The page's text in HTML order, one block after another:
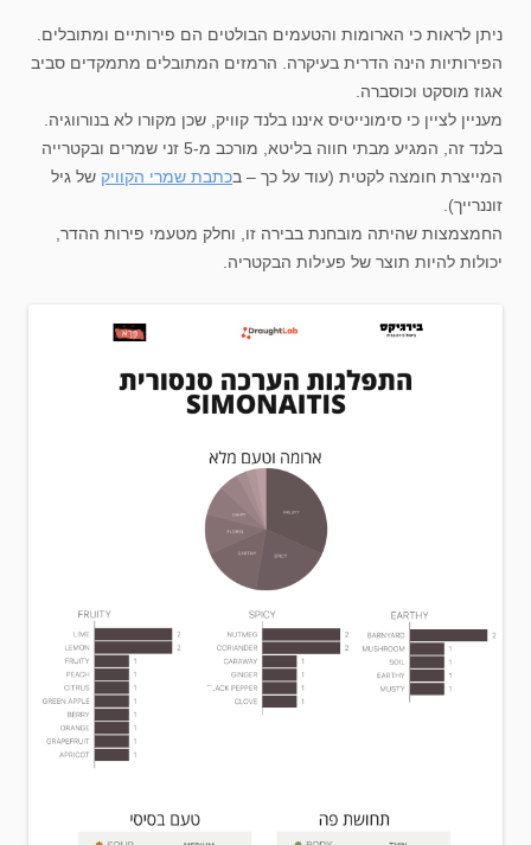
ניתן לראות כי הארומות והטעמים הבולטים הם פירותיים ומתובלים.
הפירותיות הינה הדרית בעיקרה. הרמזים המתובלים מתמקדים סביב
אגוז מוסקט וכוסברה.
מעניין לציין כי סימונייטיס איננו בלנד קוויק, שכן מקורו לא בנורווגיה.
בלנד זה, המגיע מבתי חווה בליטא, מורכב מ-5 זני שמרים ובקטרייה
המייצרת חומצה לקטית (עוד על כך – בכתבת שמרי הקוויק של גיל
זוננרייך).
החמצמצות שהיתה מובחנת בבירה זו, וחלק מטעמי פירות ההדר,
יכולות להיות תוצר של פעילות הבקטריה.